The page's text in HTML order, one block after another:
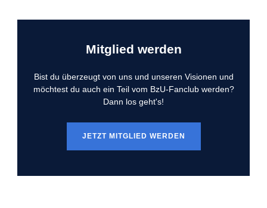
Mitglied werden
Bist du überzeugt von uns und unseren Visionen und
möchtest du auch ein Teil vom BzU-Fanclub werden?
Dann los geht's!
JETZT MITGLIED WERDEN